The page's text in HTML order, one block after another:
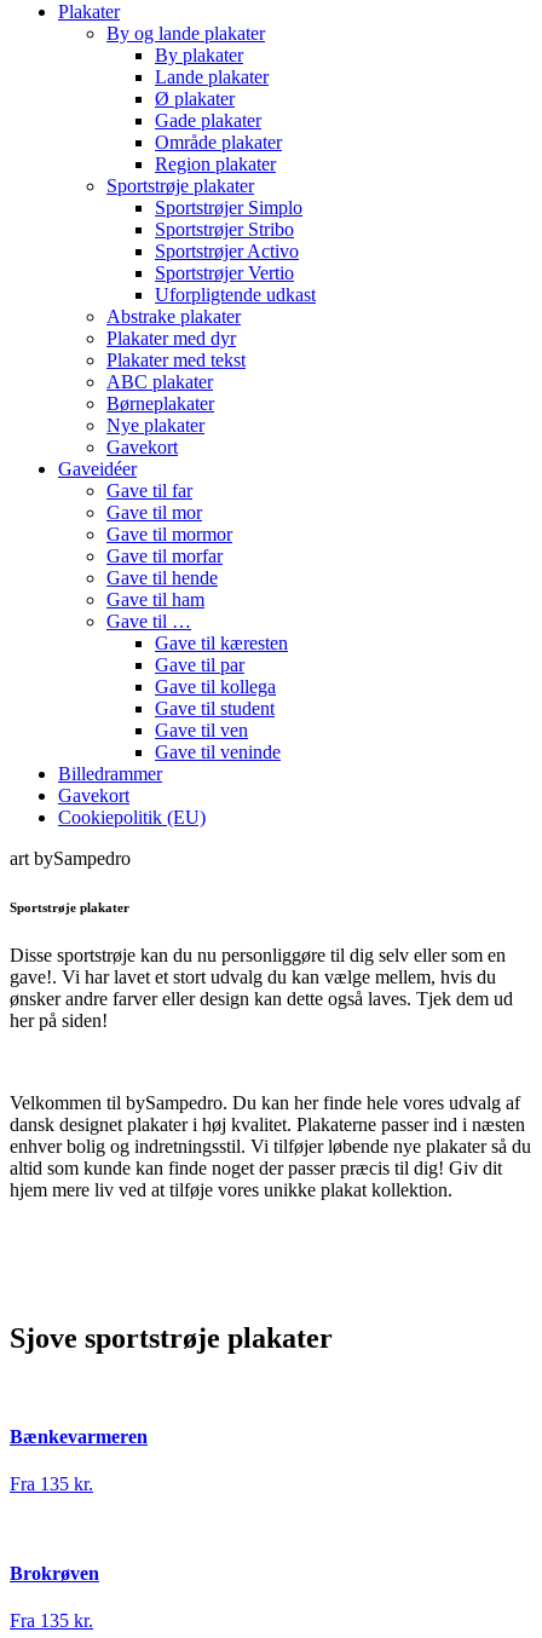
Plakater
By og lande plakater
By plakater
Lande plakater
Ø plakater
Gade plakater
Område plakater
Region plakater
Sportstrøje plakater
Sportstrøjer Simplo
Sportstrøjer Stribo
Sportstrøjer Activo
Sportstrøjer Vertio
Uforpligtende udkast
Abstrake plakater
Plakater med dyr
Plakater med tekst
ABC plakater
Børneplakater
Nye plakater
Gavekort
Gaveidéer
Gave til far
Gave til mor
Gave til mormor
Gave til morfar
Gave til hende
Gave til ham
Gave til …
Gave til kæresten
Gave til par
Gave til kollega
Gave til student
Gave til ven
Gave til veninde
Billedrammer
Gavekort
Cookiepolitik (EU)
art bySampedro
Sportstrøje plakater
Disse sportstrøje kan du nu personliggøre til dig selv eller som en
gave!. Vi har lavet et stort udvalg du kan vælge mellem, hvis du
ønsker andre farver eller design kan dette også laves. Tjek dem ud
her på siden!
Velkommen til bySampedro. Du kan her finde hele vores udvalg af
dansk designet plakater i høj kvalitet. Plakaterne passer ind i næsten
enhver bolig og indretningsstil. Vi tilføjer løbende nye plakater så du
altid som kunde kan finde noget der passer præcis til dig! Giv dit
hjem mere liv ved at tilføje vores unikke plakat kollektion.
Sjove sportstrøje plakater
Bænkevarmeren
Fra 135 kr.
Brokrøven
Fra 135 kr.